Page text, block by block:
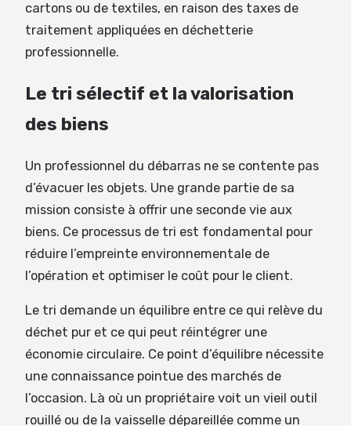
cartons ou de textiles, en raison des taxes de
traitement appliquées en déchetterie
professionnelle.
Le tri sélectif et la valorisation
des biens
Un professionnel du débarras ne se contente pas
d’évacuer les objets. Une grande partie de sa
mission consiste à offrir une seconde vie aux
biens. Ce processus de tri est fondamental pour
réduire l’empreinte environnementale de
l’opération et optimiser le coût pour le client.
Le tri demande un équilibre entre ce qui relève du
déchet pur et ce qui peut réintégrer une
économie circulaire. Ce point d’équilibre nécessite
une connaissance pointue des marchés de
l’occasion. Là où un propriétaire voit un vieil outil
rouillé ou de la vaisselle dépareillée comme un